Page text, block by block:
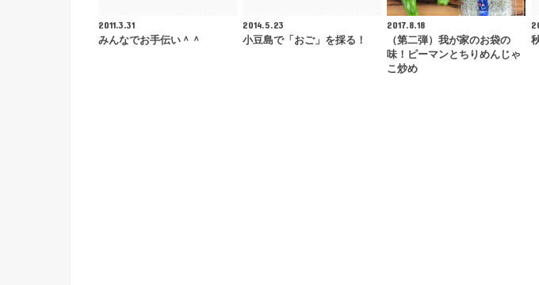
2011.3.31
みんなでお手伝い＾＾
2014.5.23
小豆島で「おご」を採る！
2017.8.18
（第二弾）我が家のお袋の
味！ピーマンとちりめんじゃ
こ炒め